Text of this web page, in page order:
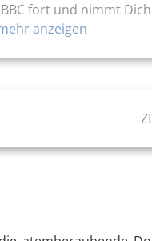
fort und nimmt
anzeigen